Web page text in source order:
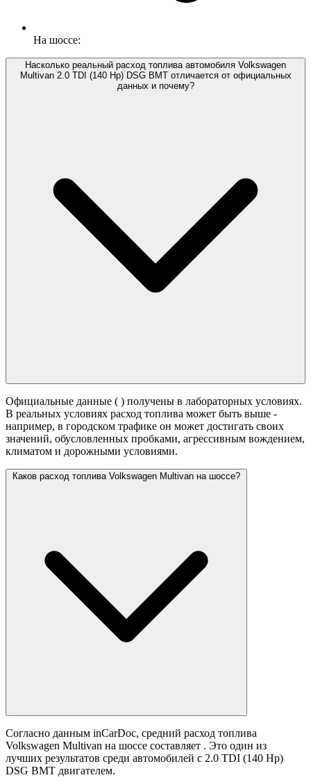
На шоссе:
Насколько реальный расход топлива автомобиля Volkswagen
Multivan 2.0 TDI (140 Hp) DSG BMT отличается от официальных
данных и почему?
Официальные данные ( ) получены в лабораторных условиях.
В реальных условиях расход топлива может быть выше -
например, в городском трафике он может достигать своих
значений, обусловленных пробками, агрессивным вождением,
климатом и дорожными условиями.
Каков расход топлива Volkswagen Multivan на шоссе?
Согласно данным inCarDoc, средний расход топлива
Volkswagen Multivan на шоссе составляет . Это один из
лучших результатов среди автомобилей с 2.0 TDI (140 Hp)
DSG BMT двигателем.